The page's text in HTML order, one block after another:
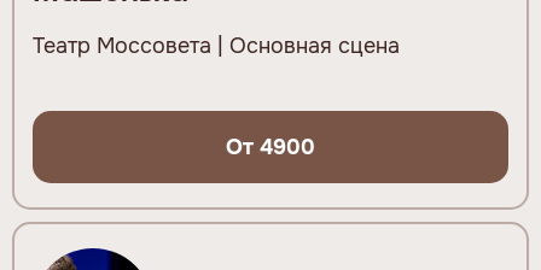
Театр Моссовета | Основная сцена
От 4900